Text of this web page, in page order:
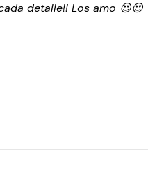
detalle!! Los amo 😍😍